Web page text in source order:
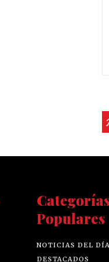
Populares
NOTICIAS DEL DÍA
DESTACADOS